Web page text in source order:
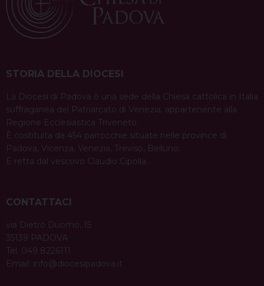
STORIA DELLA DIOCESI
La Diocesi di Padova è una sede della Chiesa cattolica in Italia
suffraganea del Patriarcato di Venezia, appartenente alla
Regione Ecclesiastica Triveneto.
È costituita da 454 parrocchie situate nelle province di
Padova, Vicenza, Venezia, Treviso, Belluno.
È retta dal vescovo Claudio Cipolla.
CONTATTACI
via Dietro Duomo, 15
35139 PADOVA
Tel. 049 8226111
Email: info@diocesipadova.it